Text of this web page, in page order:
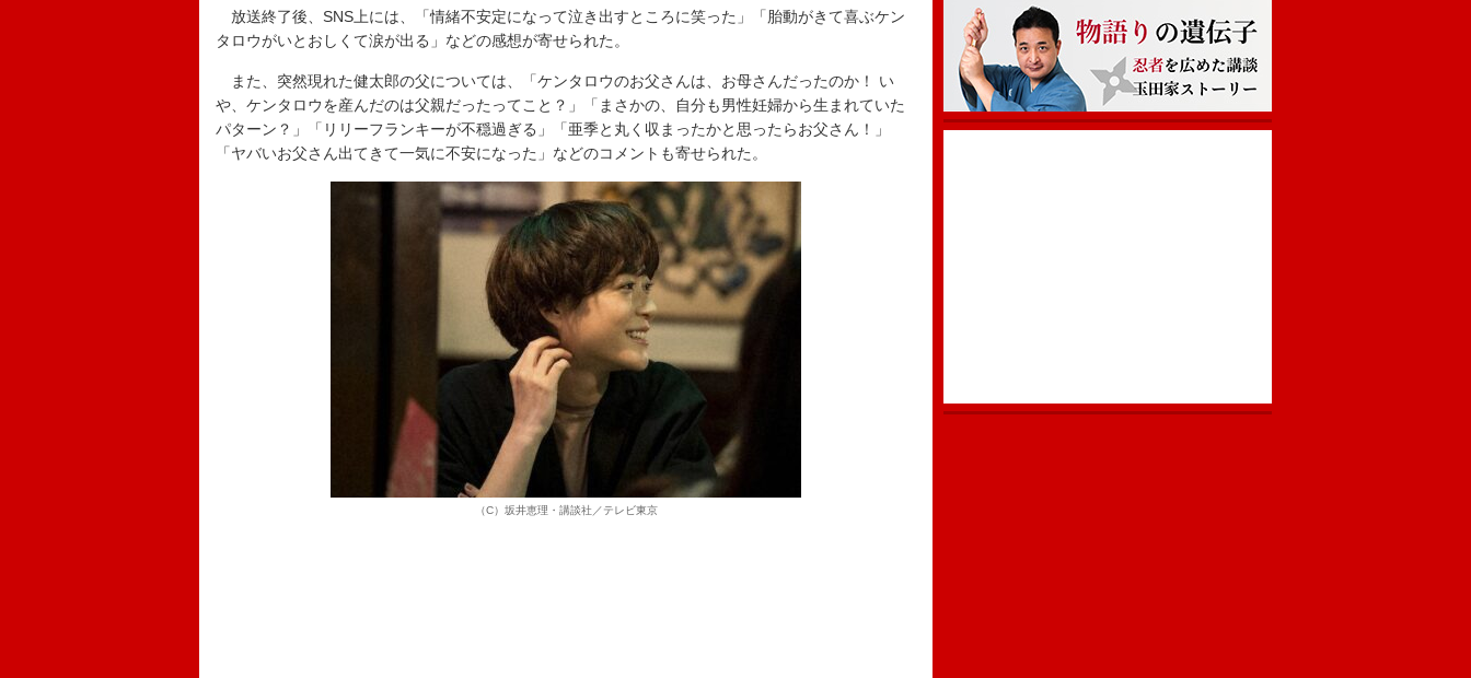
放送終了後、SNS上には、「情緒不安定になって泣き出すところに笑った」「胎動がきて喜ぶケン
タロウがいとおしくて涙が出る」などの感想が寄せられた。
また、突然現れた健太郎の父については、「ケンタロウのお父さんは、お母さんだったのか！ い
や、ケンタロウを産んだのは父親だったってこと？」「まさかの、自分も男性妊婦から生まれていた
パターン？」「リリーフランキーが不穏過ぎる」「亜季と丸く収まったかと思ったらお父さん！」
「ヤバいお父さん出てきて一気に不安になった」などのコメントも寄せられた。
（C）坂井恵理・講談社／テレビ東京